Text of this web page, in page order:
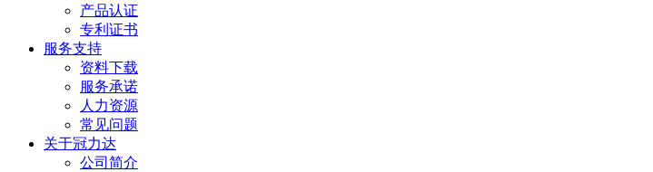
产品认证
专利证书
服务支持
资料下载
服务承诺
人力资源
常见问题
关于冠力达
公司简介